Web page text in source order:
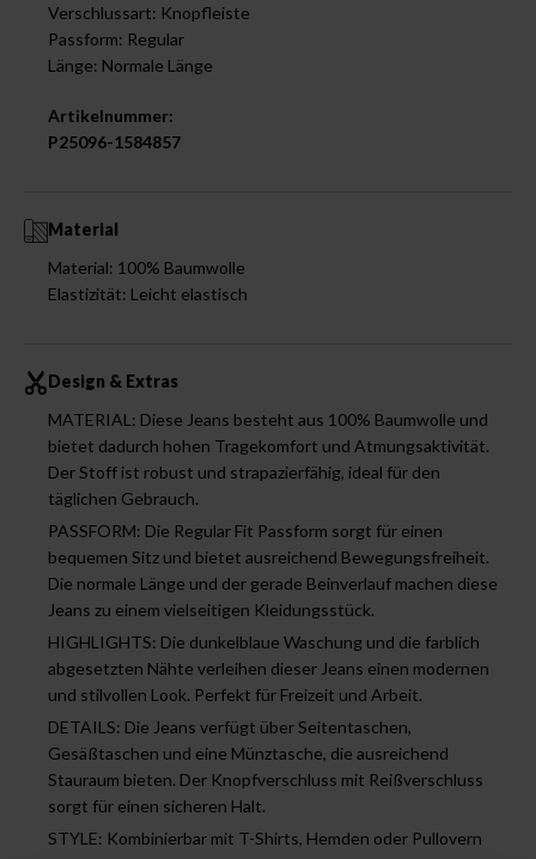
Verschlussart: Knopfleiste
Passform: Regular
Länge: Normale Länge
Artikelnummer:
P25096-1584857
Material
Material: 100% Baumwolle
Elastizität: Leicht elastisch
Design & Extras
MATERIAL: Diese Jeans besteht aus 100% Baumwolle und
bietet dadurch hohen Tragekomfort und Atmungsaktivität.
Der Stoff ist robust und strapazierfähig, ideal für den
täglichen Gebrauch.
PASSFORM: Die Regular Fit Passform sorgt für einen
bequemen Sitz und bietet ausreichend Bewegungsfreiheit.
Die normale Länge und der gerade Beinverlauf machen diese
Jeans zu einem vielseitigen Kleidungsstück.
HIGHLIGHTS: Die dunkelblaue Waschung und die farblich
abgesetzten Nähte verleihen dieser Jeans einen modernen
und stilvollen Look. Perfekt für Freizeit und Arbeit.
DETAILS: Die Jeans verfügt über Seitentaschen,
Gesäßtaschen und eine Münztasche, die ausreichend
Stauraum bieten. Der Knopfverschluss mit Reißverschluss
sorgt für einen sicheren Halt.
STYLE: Kombinierbar mit T-Shirts, Hemden oder Pullovern